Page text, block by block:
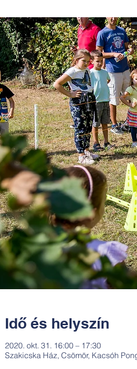
Idő és helyszín
2020. okt. 31. 16:00 – 17:30
Szakicska Ház, Csömör, Kacsóh